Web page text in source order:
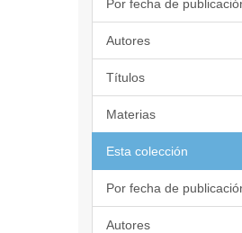
Por fecha de
Autores
Títulos
Materias
Esta colección
Por fecha de
Autores